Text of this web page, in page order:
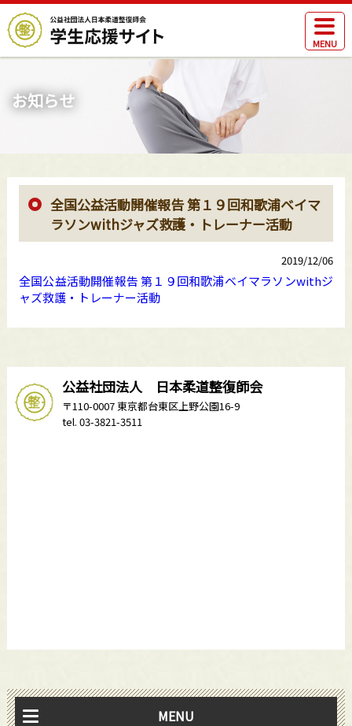
MENU
お知らせ
全国公益活動開催報告 第１９回和歌浦ベイマ
ラソンwithジャズ救護・トレーナー活動
2019/12/06
全国公益活動開催報告 第１９回和歌浦ベイマラソンwithジ
ャズ救護・トレーナー活動
公益社団法人 日本柔道整復師会
〒110-0007 東京都台東区上野公園16-9
tel. 03-3821-3511
MENU